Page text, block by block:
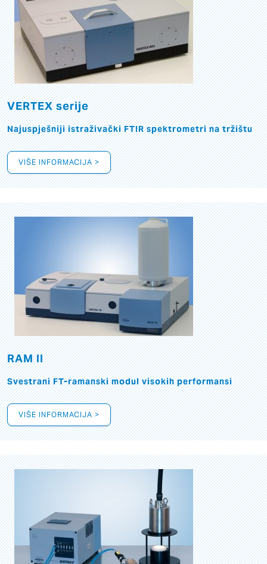
VERTEX serije
Najuspješniji istraživački FTIR spektrometri na tržištu
VIŠE INFORMACIJA >
RAM II
Svestrani FT-ramanski modul visokih performansi
VIŠE INFORMACIJA >